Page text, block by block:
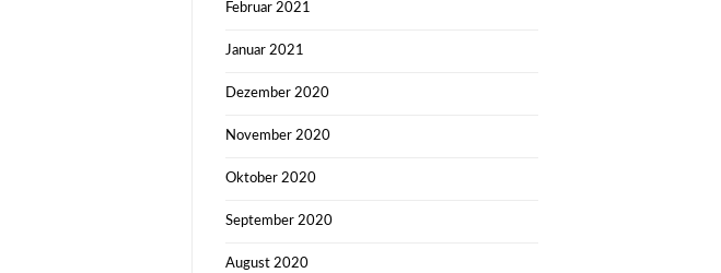
Februar 2021
Januar 2021
Dezember 2020
November 2020
Oktober 2020
September 2020
August 2020